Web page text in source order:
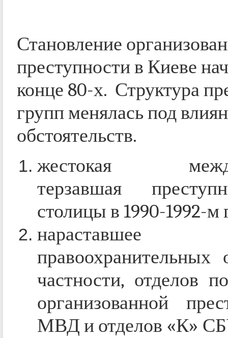
Становление
преступности в Киеве
конце 80-х. Структура
групп менялась под
обстоятельств.
жестокая
терзавшая
столицы в 1990-1992-м
нараставшее
правоохранительных
частности, отделов
организованной
МВД и отделов «К»